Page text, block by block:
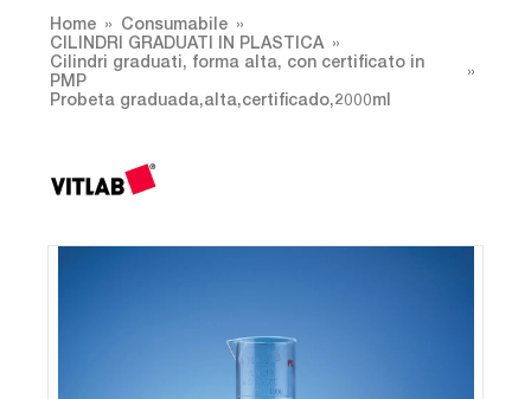
Home
Consumabile
CILINDRI GRADUATI IN PLASTICA
Cilindri graduati, forma alta, con certificato in
PMP
Probeta graduada,alta,certificado,2000ml